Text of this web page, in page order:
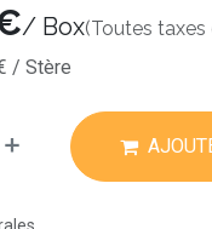
/ Box(Toutes
/ Stère